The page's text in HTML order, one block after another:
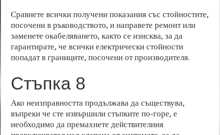
Сравнете всички получени показания със стойностите,
посочени в ръководството, и направете ремонт или
заменете окабеляването, както се изисква, за да
гарантирате, че всички електрически стойности
попадат в границите, посочени от производителя.
Стъпка 8
Ако неизправността продължава да съществува,
въпреки че сте извършили стъпките по-горе, е
необходимо да премахнете действителния